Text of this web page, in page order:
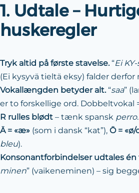
1. Udtale –
huskeregler
Tryk altid på første stavelse.“Ei
(Ei kysyvä tieltä eksy) falder
Vokal­længden betyder alt.“saa”
er to forskellige ord. Dobbelt­vokal
R rulles blødt – tænk spansk perro.
Ä = «æ» (som i dansk “kat”), Ö =
bleu).
Konsonantforbindelser udtales én
minen” (vaikeneminen) – sig